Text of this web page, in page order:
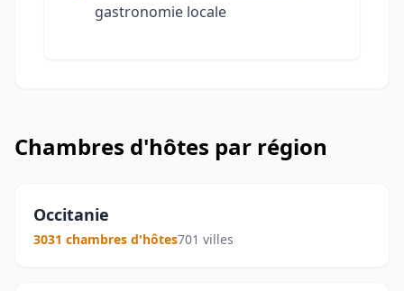
gastronomie locale
Chambres d'hôtes par région
Occitanie
3031 chambres d'hôtes701 villes